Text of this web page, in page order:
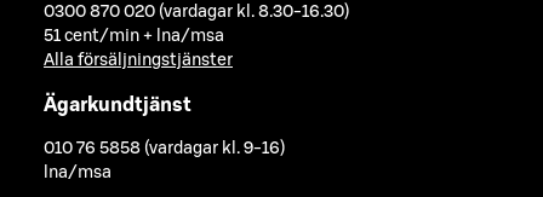
0300 870 020 (vardagar kl. 8.30-16.30)
51 cent/min + lna/msa
Alla försäljningstjänster
Ägarkundtjänst
010 76 5858 (vardagar kl. 9-16)
lna/msa